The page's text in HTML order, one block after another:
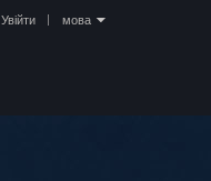
Увійти мова